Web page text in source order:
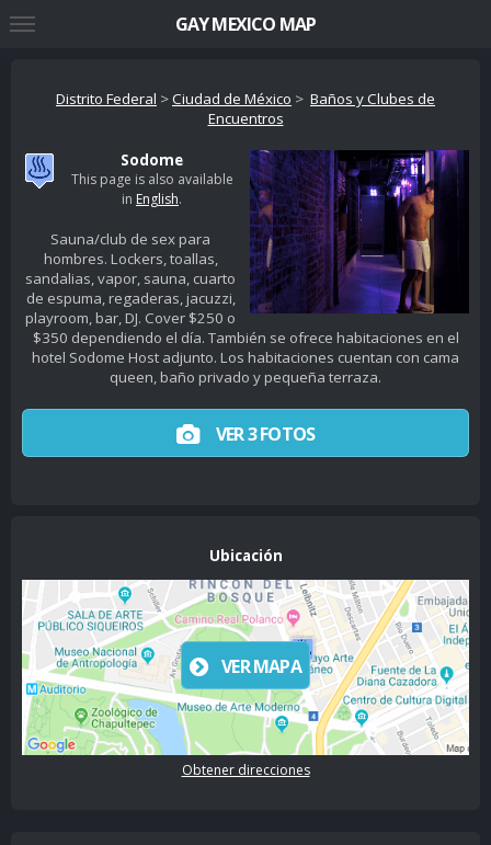
Distrito Federal >Ciudad de México > Baños y Clubes de
Encuentros
Sodome
This page is also available
in English.
Sauna/club de sex para
hombres. Lockers, toallas,
sandalias, vapor, sauna, cuarto
de espuma, regaderas, jacuzzi,
playroom, bar, DJ. Cover $250 o
$350 dependiendo el día. También se ofrece habitaciones en el
hotel Sodome Host adjunto. Los habitaciones cuentan con cama
queen, baño privado y pequeña terraza.
VER 3 FOTOS
Ubicación
VER MAPA
Obtener direcciones
GAY MEXICO MAP